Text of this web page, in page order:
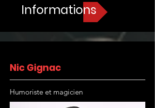
Informations
Nic Gignac
Humoriste et magicien